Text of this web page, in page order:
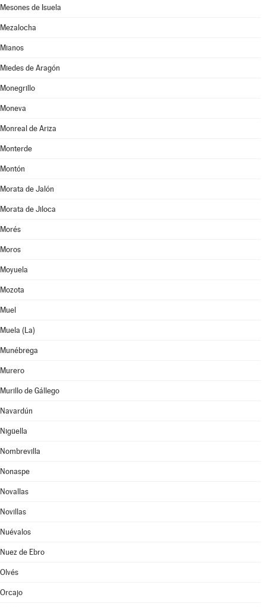
Mesones de Isuela
Mezalocha
Mianos
Miedes de Aragón
Monegrillo
Moneva
Monreal de Ariza
Monterde
Montón
Morata de Jalón
Morata de Jiloca
Morés
Moros
Moyuela
Mozota
Muel
Muela (La)
Munébrega
Murero
Murillo de Gállego
Navardún
Nigüella
Nombrevilla
Nonaspe
Novallas
Novillas
Nuévalos
Nuez de Ebro
Olvés
Orcajo